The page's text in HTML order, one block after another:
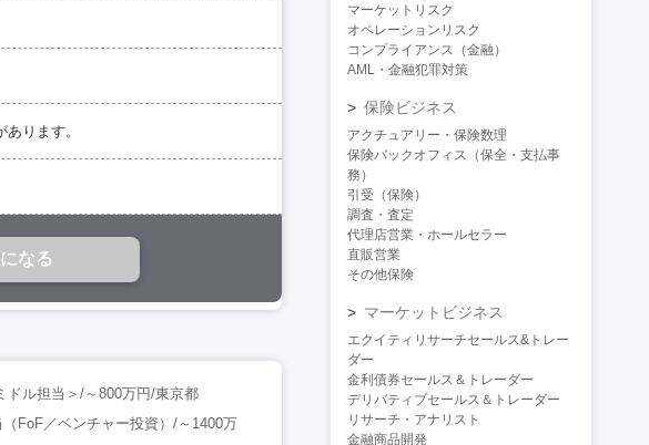
ります。
ル担当＞/～800万円/東京都
FoF／ベンチャー投資）/～1400万
マーケットリスク
オペレーションリスク
コンプライアンス（金融）
AML・金融犯罪対策
保険ビジネス
アクチュアリー・保険数理
保険バックオフィス（保全・支払事
務）
引受（保険）
調査・査定
代理店営業・ホールセラー
直販営業
その他保険
マーケットビジネス
エクイティリサーチセールス&トレー
ダー
金利債券セールス＆トレーダー
デリバティブセールス＆トレーダー
リサーチ・アナリスト
金融商品開発